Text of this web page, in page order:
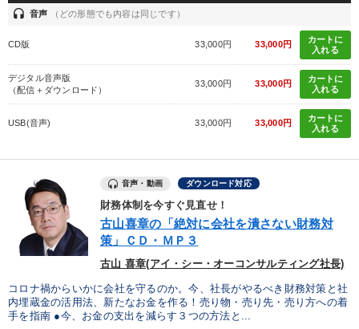
headset 音声 （どの形態でも内容は同じです）
CD版 33,000円 33,000円
カートに
入れる
デジタル音声版
（配信＋ダウンロード）
33,000円 33,000円
カートに
入れる
USB(音声) 33,000円 33,000円
カートに
入れる
音声・動画 ダウンロード対応
財務体制を今すぐ見直せ！
古山喜章の「絶対に会社を潰さない財務対
策」ＣＤ・ＭＰ３
古山 喜章(アイ・シー・オーコンサルティング社長)
コロナ禍からいかに会社を守るのか。今、社長がやるべき財務対策と社
内埋蔵金の活用法、新たなお金を作る！売り物・売り先・売り方への着
手を指南 ●今、お金の支出を減らす３つの方法と...